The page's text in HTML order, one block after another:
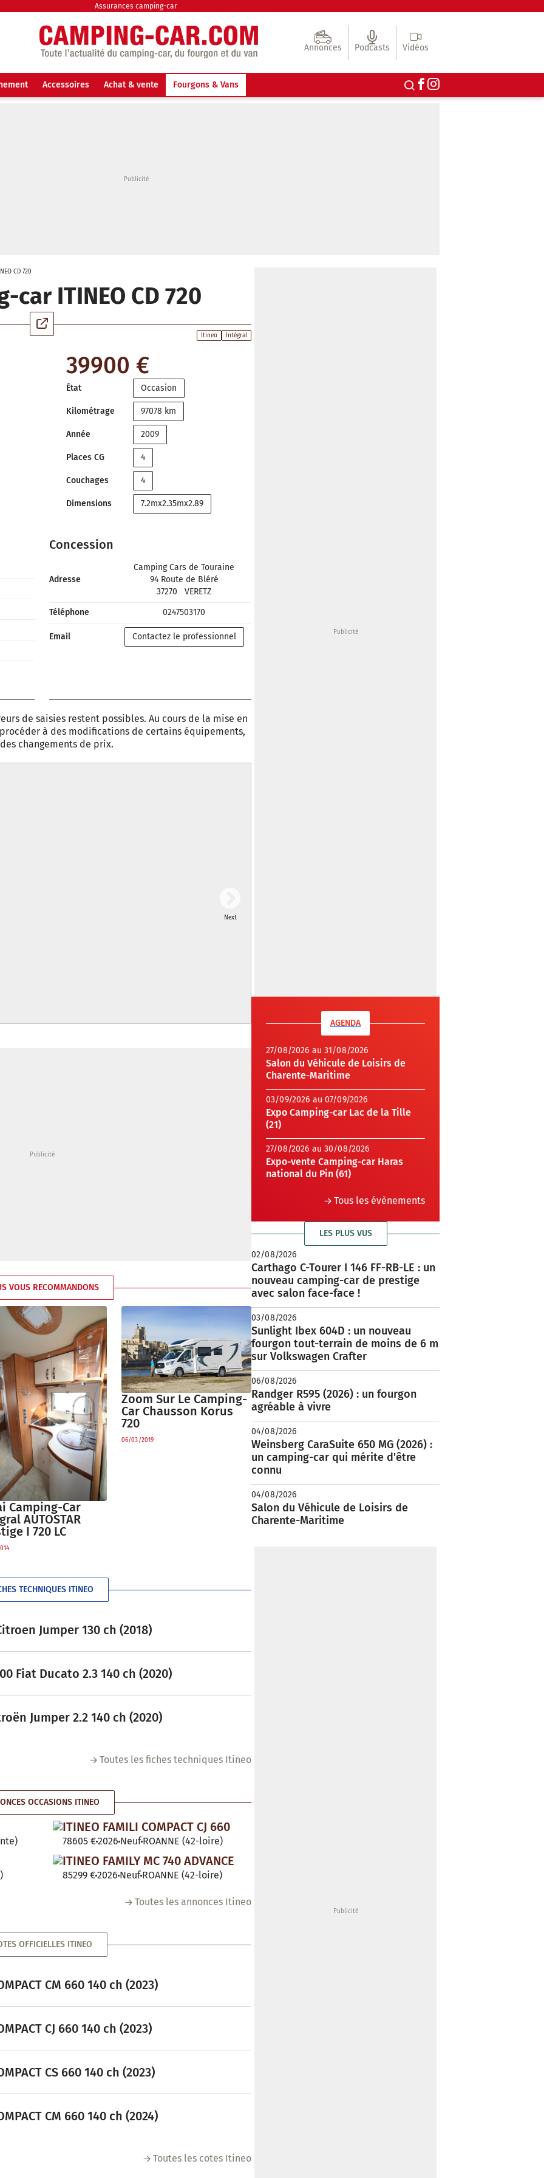
Assurances camping-car
Annonces Podcasts Vidéos
Accessoires Achat & vente Fourgons & Vans
CD 720
car ITINEO CD 720
Itineo Intégral
39900 €
État Occasion
Kilométrage 97078 km
Année 2009
Places CG 4
Couchages 4
Dimensions 7.2mx2.35mx2.89
Concession
Adresse
Camping Cars de Touraine
94 Route de Bléré
37270
VERETZ
Téléphone
0247503170
Email Contactez le professionnel
de saisies restent possibles. Au cours de la mise en
à des modifications de certains équipements,
changements de prix.
Next
VOUS RECOMMANDONS
Camping-Car
AUTOSTAR
I 720 LC
Zoom Sur Le Camping-
Car Chausson Korus
720
06/03/2019
TECHNIQUES ITINEO
Jumper 130 ch (2018)
Fiat Ducato 2.3 140 ch (2020)
Jumper 2.2 140 ch (2020)
Toutes les fiches techniques Itineo
OCCASIONS ITINEO
ITINEO FAMILI COMPACT CJ 660
78605 €2026 Neuf ROANNE (42-loire)
ITINEO FAMILY MC 740 ADVANCE
85299 €2026 Neuf ROANNE (42-loire)
Toutes les annonces Itineo
OFFICIELLES ITINEO
CM 660 140 ch (2023)
CJ 660 140 ch (2023)
CS 660 140 ch (2023)
CM 660 140 ch (2024)
Toutes les cotes Itineo
AGENDA
27/08/2026 au 31/08/2026
Salon du Véhicule de Loisirs de
Charente-Maritime
03/09/2026 au 07/09/2026
Expo Camping-car Lac de la Tille
(21)
27/08/2026 au 30/08/2026
Expo-vente Camping-car Haras
national du Pin (61)
Tous les évènements
LES PLUS VUS
02/08/2026
Carthago C-Tourer I 146 FF-RB-LE : un
nouveau camping-car de prestige
avec salon face-face !
03/08/2026
Sunlight Ibex 604D : un nouveau
fourgon tout-terrain de moins de 6 m
sur Volkswagen Crafter
06/08/2026
Randger R595 (2026) : un fourgon
agréable à vivre
04/08/2026
Weinsberg CaraSuite 650 MG (2026) :
un camping-car qui mérite d'être
connu
04/08/2026
Salon du Véhicule de Loisirs de
Charente-Maritime